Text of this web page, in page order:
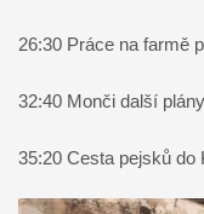
26:30 Práce na farmě
32:40 Monči další
35:20 Cesta pejsků do